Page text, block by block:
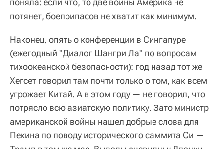
поняла: если что, то две войны Америка не
потянет, боеприпасов не хватит как минимум.
Наконец, опять о конференции в Сингапуре
(ежегодный "Диалог Шангри Ла" по вопросам
тихоокеанской безопасности): год назад тот же
Хегсет говорил там почти только о том, как всем
угрожает Китай. А в этом году — не говорил, что
потрясло всю азиатскую политику. Зато министр
американской войны нашел добрые слова для
Пекина по поводу исторического саммита Си —